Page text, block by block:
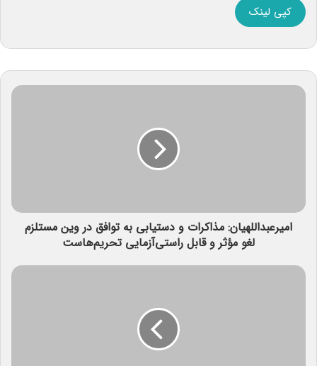
کپی لینک
امیرعبداللهیان: مذاکرات و دستیابی به توافق در وین مستلزم
لغو مؤثر و قابل راستی‌‌آزمایی تحریم‌هاست